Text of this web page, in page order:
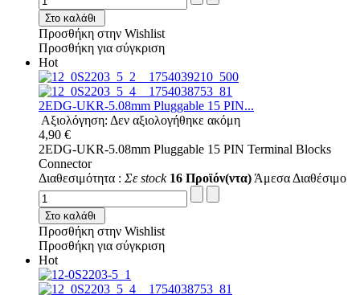
Στο καλάθι
Προσθήκη στην Wishlist
Προσθήκη για σύγκριση
Hot
2EDG-UKR-5.08mm Pluggable 15 PIN...
Αξιολόγηση: Δεν αξιολογήθηκε ακόμη
4,90 €
2EDG-UKR-5.08mm Pluggable 15 PIN Terminal Blocks
Connector
Διαθεσιμότητα : Σε stock 16 Προϊόν(ντα) Άμεσα Διαθέσιμο
Στο καλάθι
Προσθήκη στην Wishlist
Προσθήκη για σύγκριση
Hot